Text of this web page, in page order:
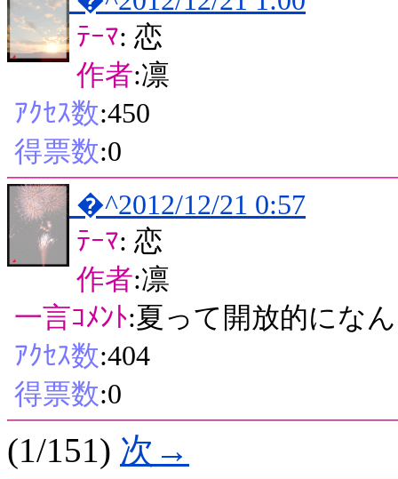
ﾃｰﾏ: 恋
作者:凛
ｱｸｾｽ数:450
得票数:0
�^2012/12/21 0:57
ﾃｰﾏ: 恋
作者:凛
一言ｺﾒﾝﾄ:夏って開放的にな
ｱｸｾｽ数:404
得票数:0
(1/151) 次→